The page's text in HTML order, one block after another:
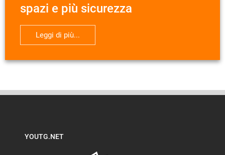
spazi e più sicurezza
Leggi di più...
YOUTG.NET